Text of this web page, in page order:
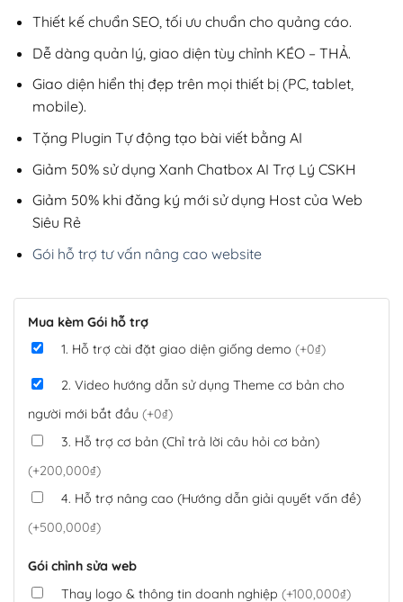
Thiết kế chuẩn SEO, tối ưu chuẩn cho quảng cáo.
Dễ dàng quản lý, giao diện tùy chỉnh KÉO – THẢ.
Giao diện hiển thị đẹp trên mọi thiết bị (PC, tablet,
mobile).
Tặng Plugin Tự động tạo bài viết bằng AI
Giảm 50% sử dụng Xanh Chatbox AI Trợ Lý CSKH
Giảm 50% khi đăng ký mới sử dụng Host của Web
Siêu Rẻ
Gói hỗ trợ tư vấn nâng cao website
Mua kèm Gói hỗ trợ
1. Hỗ trợ cài đặt giao diện giống demo (+0₫)
2. Video hướng dẫn sử dụng Theme cơ bản cho
người mới bắt đầu (+0₫)
3. Hỗ trợ cơ bản (Chỉ trả lời câu hỏi cơ bản)
(+200,000₫)
4. Hỗ trợ nâng cao (Hướng dẫn giải quyết vấn đề)
(+500,000₫)
Gói chỉnh sửa web
Thay logo & thông tin doanh nghiệp (+100,000₫)